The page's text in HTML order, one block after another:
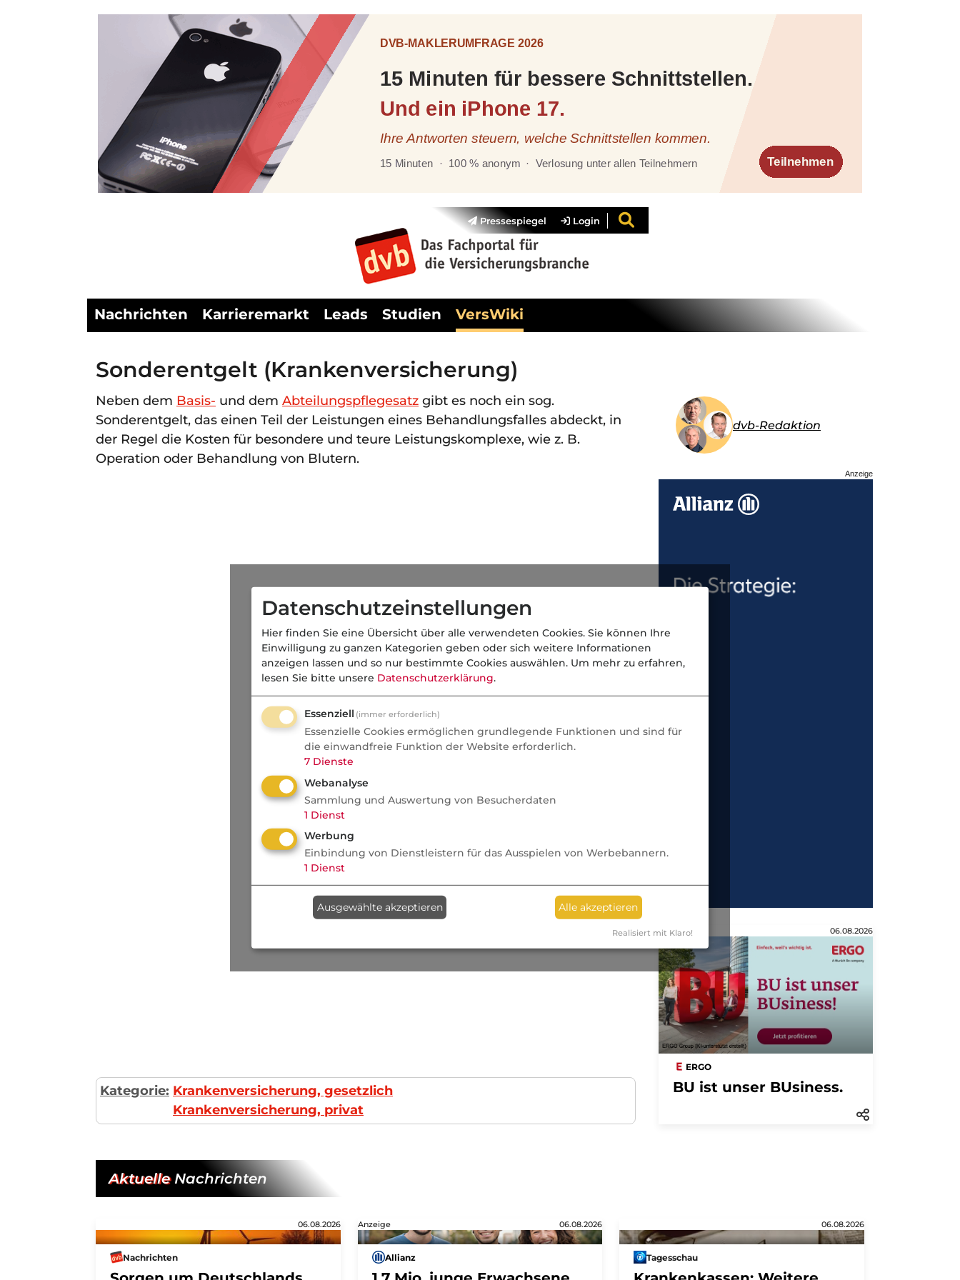
Pressespiegel Login
Nachrichten Karrieremarkt Leads Studien VersWiki
Sonderentgelt (Krankenversicherung)
Neben dem Basis- und dem Abteilungspflegesatz gibt es noch ein sog.
Sonderentgelt, das einen Teil der Leistungen eines Behandlungsfalles abdeckt, in
der Regel die Kosten für besondere und teure Leistungskomplexe, wie z. B.
Operation oder Behandlung von Blutern.
Kategorie: Krankenversicherung, gesetzlich
Krankenversicherung, privat
dvb-Redaktion
Anzeige
Anzeige 06.08.2026
ERGO
BU ist unser BUsiness.
AktuelleNachrichten
06.08.2026
Nachrichten
Anzeige 06.08.2026
Allianz
06.08.2026
Tagesschau
Datenschutzeinstellungen
Hier finden Sie eine Übersicht über alle verwendeten Cookies. Sie können Ihre
Einwilligung zu ganzen Kategorien geben oder sich weitere Informationen
anzeigen lassen und so nur bestimmte Cookies auswählen. Um mehr zu erfahren,
lesen Sie bitte unsere Datenschutzerklärung.
Essenziell (immer erforderlich)
Essenzielle Cookies ermöglichen grundlegende Funktionen und sind für
die einwandfreie Funktion der Website erforderlich.
7 Dienste
Webanalyse
Sammlung und Auswertung von Besucherdaten
1 Dienst
Werbung
Einbindung von Dienstleistern für das Ausspielen von Werbebannern.
1 Dienst
Ausgewählte akzeptieren Alle akzeptieren
Realisiert mit Klaro!